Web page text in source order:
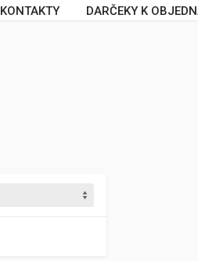
KONTAKTY DARČEKY K